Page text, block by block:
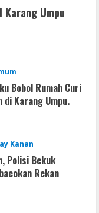
& Corporate
Virus]
Repack +Patch
Karang Umpu
Bobol Rumah Curi
di Karang Umpu.
Kanan
Polisi Bekuk
Rekan